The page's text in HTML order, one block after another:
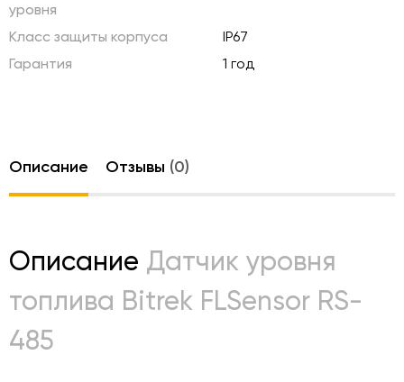
уровня
Класс защиты корпуса
IP67
Гарантия
1 год
Описание Отзывы (0)
Описание Датчик уровня
топлива Bitrek FLSensor RS-
485